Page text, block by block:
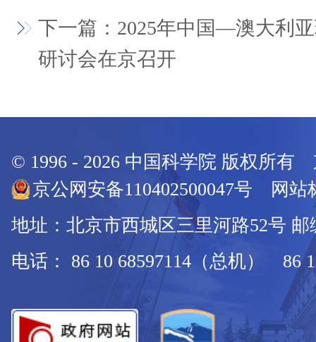
下一篇：2025年中国—澳大利
研讨会在京召开
© 1996 - 2026 中国科学院 版权所有
京公网安备110402500047号 网站
地址：北京市西城区三里河路52号 邮
电话： 86 10 68597114（总机） 86